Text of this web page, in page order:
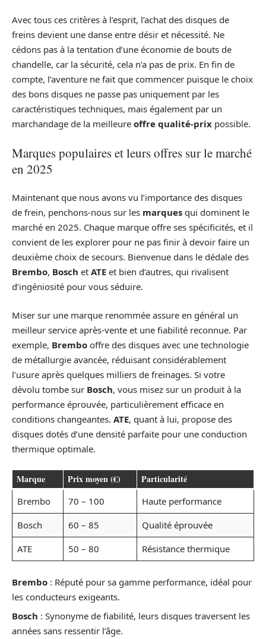
Avec tous ces critères à l’esprit, l’achat des disques de
freins devient une danse entre désir et nécessité. Ne
cédons pas à la tentation d’une économie de bouts de
chandelle, car la sécurité, cela n’a pas de prix. En fin de
compte, l’aventure ne fait que commencer puisque le choix
des bons disques ne passe pas uniquement par les
caractéristiques techniques, mais également par un
marchandage de la meilleure offre qualité-prix possible.
Marques populaires et leurs offres sur le marché
en 2025
Maintenant que nous avons vu l’importance des disques
de frein, penchons-nous sur les marques qui dominent le
marché en 2025. Chaque marque offre ses spécificités, et il
convient de les explorer pour ne pas finir à devoir faire un
deuxième choix de secours. Bienvenue dans le dédale des
Brembo, Bosch et ATE et bien d’autres, qui rivalisent
d’ingéniosité pour vous séduire.
Miser sur une marque renommée assure en général un
meilleur service après-vente et une fiabilité reconnue. Par
exemple, Brembo offre des disques avec une technologie
de métallurgie avancée, réduisant considérablement
l’usure après quelques milliers de freinages. Si votre
dévolu tombe sur Bosch, vous misez sur un produit à la
performance éprouvée, particulièrement efficace en
conditions changeantes. ATE, quant à lui, propose des
disques dotés d’une densité parfaite pour une conduction
thermique optimale.
Marque Prix moyen (€) Particularité
Brembo 70 – 100
Haute performance
Bosch
60 – 85
Qualité éprouvée
ATE
50 – 80 Résistance thermique
Brembo : Réputé pour sa gamme performance, idéal pour
les conducteurs exigeants.
Bosch : Synonyme de fiabilité, leurs disques traversent les
années sans ressentir l’âge.